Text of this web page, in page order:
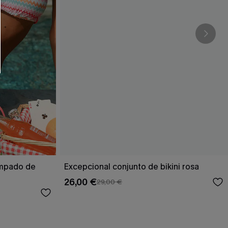
de
Excepcional conjunto de bikini rosa
26,00 €29,00 €
formulario, usted acepta nuestros
, y además acepta recibir correos
de Cupshe en cualquier momento del
compra. Podemos utilizar la
y ofertas adaptados a su perfil.